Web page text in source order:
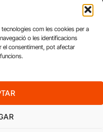
com les cookies per a
o les identificacions
el consentiment, pot afectar